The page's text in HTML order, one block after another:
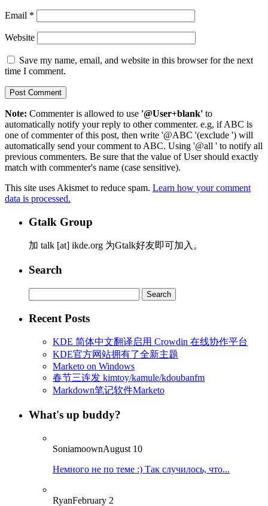
Email *
Website
Save my name, email, and website in this browser for the next
time I comment.
Note: Commenter is allowed to use '@User+blank' to
automatically notify your reply to other commenter. e.g, if ABC is
one of commenter of this post, then write '@ABC '(exclude ') will
automatically send your comment to ABC. Using '@all ' to notify all
previous commenters. Be sure that the value of User should exactly
match with commenter's name (case sensitive).
This site uses Akismet to reduce spam. Learn how your comment
data is processed.
Gtalk Group
加 talk [at] ikde.org 为Gtalk好友即可加入。
Search
for:
Recent Posts
KDE 简体中文翻译启用 Crowdin 在线协作平台
KDE官方网站拥有了全新主题
Marketo on Windows
春节三连发 kimtoy/kamule/kdoubanfm
Markdown笔记软件Marketo
What's up buddy?
SoniamoownAugust 10
Немного не по теме :) Так случилось, что...
RyanFebruary 2